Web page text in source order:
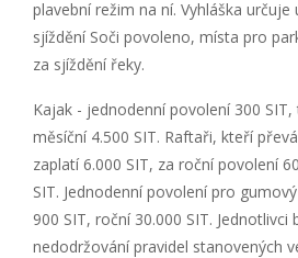
plavební režim na ní. Vyhláška určuje
sjíždění Soči povoleno, místa pro
za sjíždění řeky.
Kajak - jednodenní povolení 300 SIT,
měsíční 4.500 SIT. Raftaři, kteří
zaplatí 6.000 SIT, za roční povolení
SIT. Jednodenní povolení pro
900 SIT, roční 30.000 SIT. Jednotlivci
nedodržování pravidel stanovených